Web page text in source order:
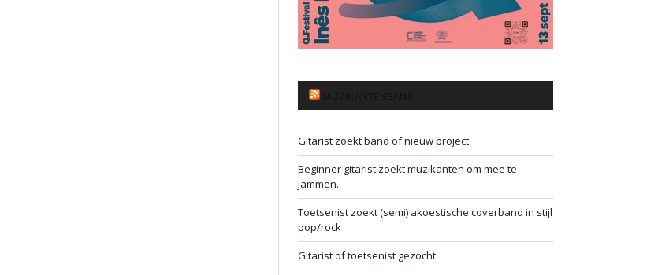
Gitarist zoekt band of nieuw project!
Beginner gitarist zoekt muzikanten om mee te
jammen.
Toetsenist zoekt (semi) akoestische coverband in stijl
pop/rock
Gitarist of toetsenist gezocht